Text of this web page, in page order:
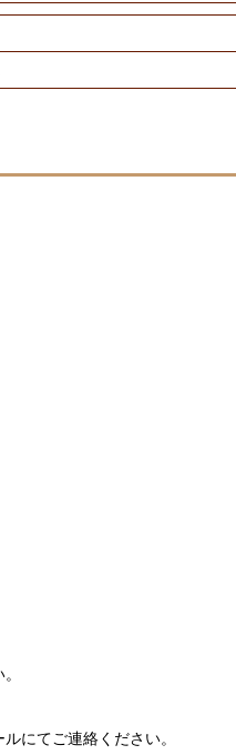
にてご連絡ください。